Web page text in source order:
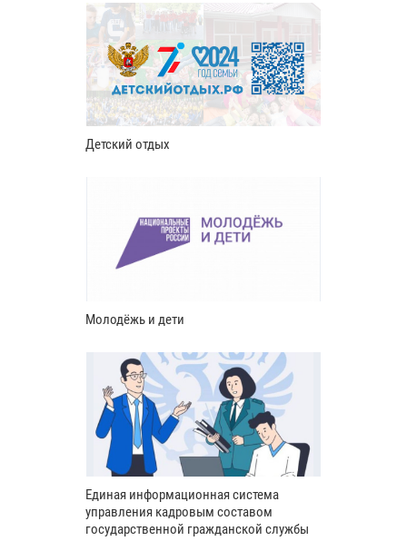
Детский отдых
Молодёжь и дети
Единая информационная система
управления кадровым составом
государственной гражданской службы